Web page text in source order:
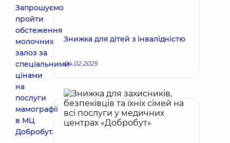
Запрошуємо
пройти
обстеження
молочних
залоз за
спеціальними
цінами
на
послуги
мамографії
в МЦ
Добробут.
Знижка для дітей з інвалідністю
04.02.2025